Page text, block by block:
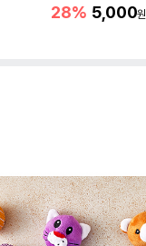
28% 5,000원